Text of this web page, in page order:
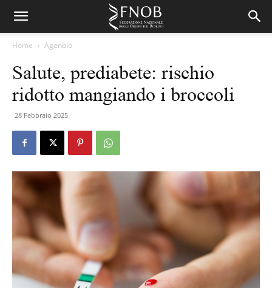
Home Agenbio
Salute, prediabete: rischio
ridotto mangiando i broccoli
28 Febbraio 2025